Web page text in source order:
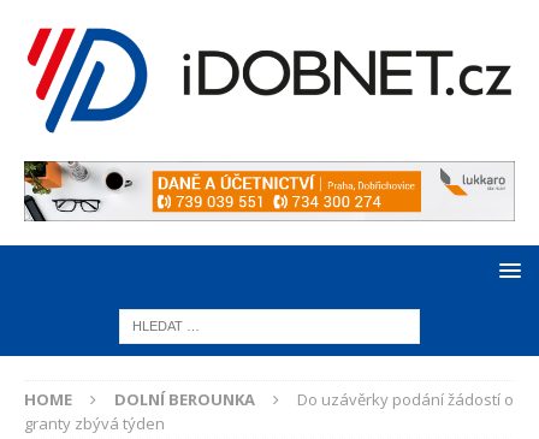
HOME DOLNÍ BEROUNKA
Do uzávěrky podání žádostí o
granty zbývá týden